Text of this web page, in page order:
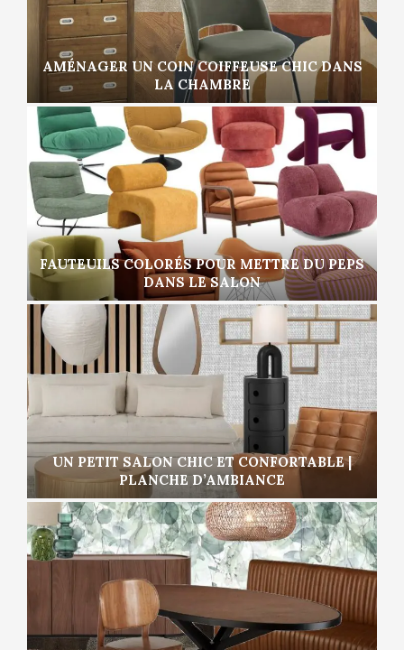
AMÉNAGER UN COIN COIFFEUSE CHIC DANS
LA CHAMBRE
FAUTEUILS COLORÉS POUR METTRE DU PEPS
DANS LE SALON
UN PETIT SALON CHIC ET CONFORTABLE |
PLANCHE D’AMBIANCE